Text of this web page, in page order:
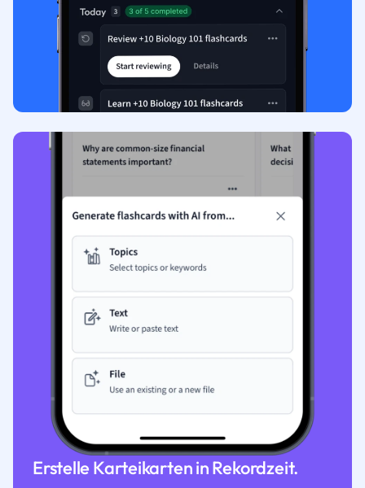
Erstelle Karteikarten in Rekordzeit.